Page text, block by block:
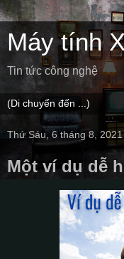
Máy tính
Tin tức công nghệ
Thứ Sáu, 6 tháng 8, 2021
Một ví dụ dễ